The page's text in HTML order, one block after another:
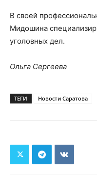
В своей
Мидошина
уголовных дел.
Ольга Сергеева
ТЕГИ Новости Саратова